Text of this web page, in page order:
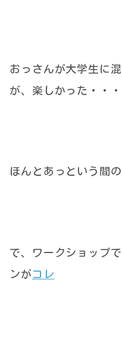
おっさんが大学生に
が、楽しかった・・・
ほんとあっという間
で、ワークショップ
ンが コレ